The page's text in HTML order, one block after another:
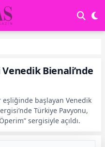
Bienali’nde
eşliğinde başlayan Venedik
Türkiye Pavyonu,
sergisiyle açıldı.